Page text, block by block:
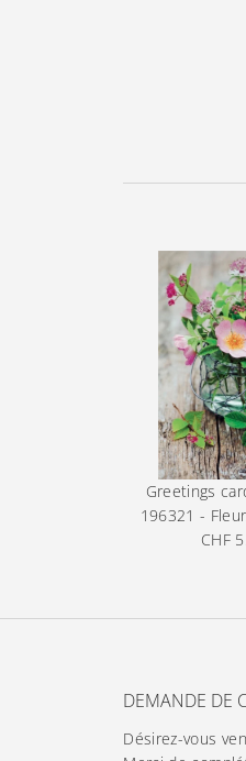
Greetings
196321 -
CHF
DEMANDE DE
Désirez-vous